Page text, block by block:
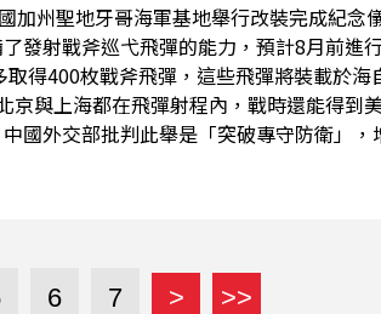
加州聖地牙哥海軍基地舉行改裝完成紀念
發射戰斧巡弋飛彈的能力，預計8月前進
得400枚戰斧飛彈，這些飛彈將裝載於海
京與上海都在飛彈射程內，戰時還能得到
國外交部批判此舉是「突破專守防衛」，
6 7 > >>